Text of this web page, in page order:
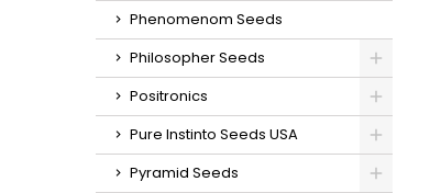
Phenomenom Seeds
Philosopher Seeds
Positronics
Pure Instinto Seeds USA
Pyramid Seeds